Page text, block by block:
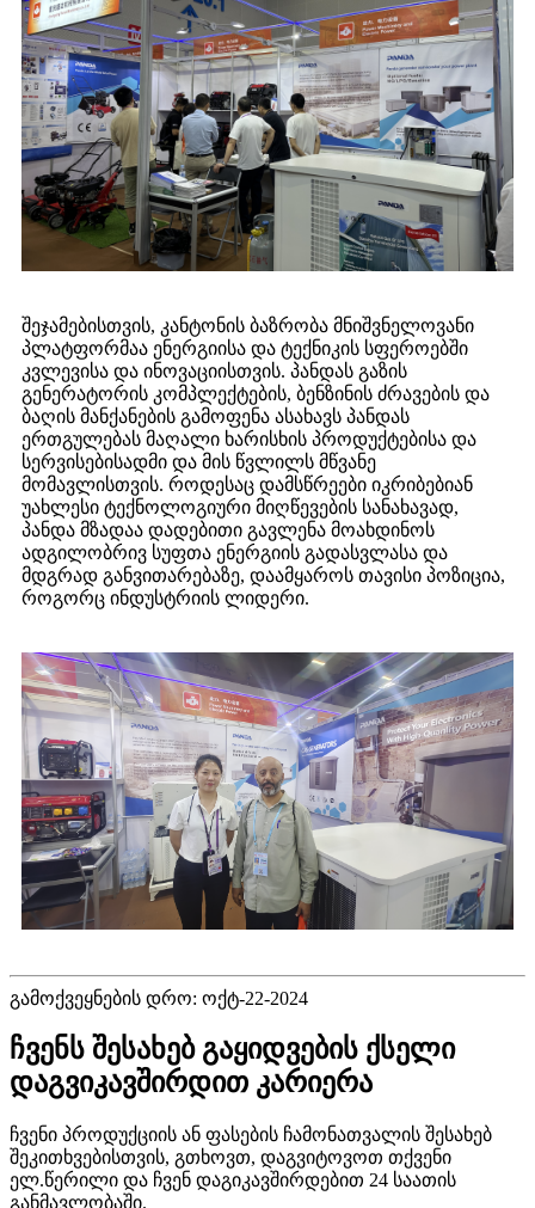
შეჯამებისთვის, კანტონის ბაზრობა მნიშვნელოვანი
პლატფორმაა ენერგიისა და ტექნიკის სფეროებში
კვლევისა და ინოვაციისთვის. პანდას გაზის
გენერატორის კომპლექტების, ბენზინის ძრავების და
ბაღის მანქანების გამოფენა ასახავს პანდას
ერთგულებას მაღალი ხარისხის პროდუქტებისა და
სერვისებისადმი და მის წვლილს მწვანე
მომავლისთვის. როდესაც დამსწრეები იკრიბებიან
უახლესი ტექნოლოგიური მიღწევების სანახავად,
პანდა მზადაა დადებითი გავლენა მოახდინოს
ადგილობრივ სუფთა ენერგიის გადასვლასა და
მდგრად განვითარებაზე, დაამყაროს თავისი პოზიცია,
როგორც ინდუსტრიის ლიდერი.
გამოქვეყნების დრო: ოქტ-22-2024
ჩვენს შესახებ გაყიდვების ქსელი
დაგვიკავშირდით კარიერა
ჩვენი პროდუქციის ან ფასების ჩამონათვალის შესახებ
შეკითხვებისთვის, გთხოვთ, დაგვიტოვოთ თქვენი
ელ.წერილი და ჩვენ დაგიკავშირდებით 24 საათის
განმავლობაში.